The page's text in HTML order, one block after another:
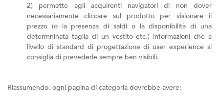
2) permette agli acquirenti navigatori di non dover
necessariamente cliccare sul prodotto per visionare il
prezzo (o la presenza di saldi o la disponibilità di una
determninata taglia di un vestito etc.) informazioni che a
livello di standard di progettazione di user experience si
consiglia di prevederle sempre ben visibili.
Riassumendo, ogni pagina di categoria dovrebbe avere: